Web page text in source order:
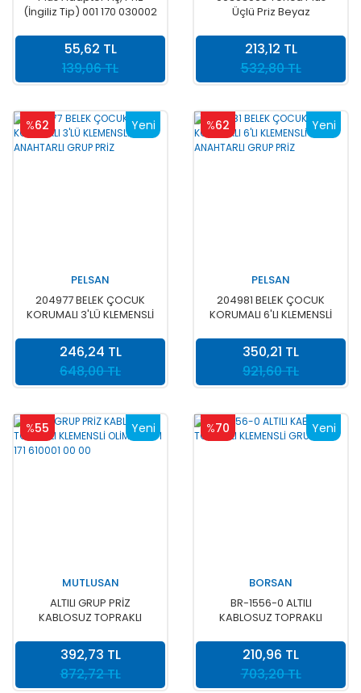
(İngiliz Tip) 001 170 030002
139,06 TL
55,62 TL
Üçlü Priz Beyaz
532,80 TL
213,12 TL
Yeni
%62
PELSAN
204977 BELEK ÇOCUK
KORUMALI 3'LÜ KLEMENSLİ
648,00 TL
246,24 TL
Yeni
%62
PELSAN
204981 BELEK ÇOCUK
KORUMALI 6'LI KLEMENSLİ
921,60 TL
350,21 TL
Yeni
%55
MUTLUSAN
ALTILI GRUP PRİZ
KABLOSUZ TOPRAKLI
610001 00 00
872,72 TL
392,73 TL
Yeni
%70
BORSAN
BR-1556-0 ALTILI
KABLOSUZ TOPRAKLI
703,20 TL
210,96 TL